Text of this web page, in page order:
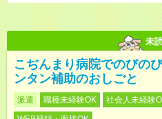
未
こぢんまり病院でのびの
ンタン補助のおしごと
派遣 職種未経験OK 社会人未経験